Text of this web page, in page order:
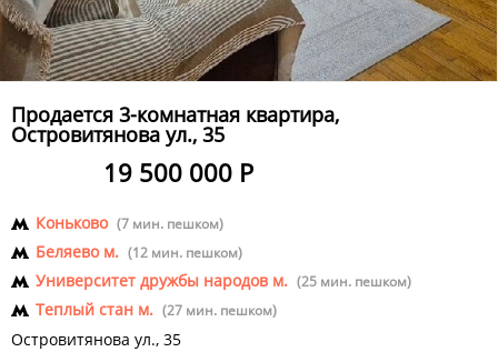
Продается 3-комнатная квартира,
Островитянова ул., 35
19 500 000 Р
Коньково (7 мин. пешком)
Беляево м. (12 мин. пешком)
Университет дружбы народов м. (25 мин. пешком)
Теплый стан м. (27 мин. пешком)
Островитянова ул., 35